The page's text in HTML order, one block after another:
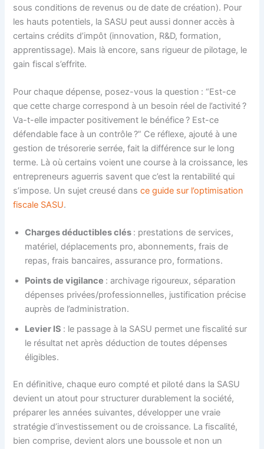
sous conditions de revenus ou de date de création). Pour
les hauts potentiels, la SASU peut aussi donner accès à
certains crédits d’impôt (innovation, R&D, formation,
apprentissage). Mais là encore, sans rigueur de pilotage, le
gain fiscal s’effrite.
Pour chaque dépense, posez-vous la question : “Est-ce
que cette charge correspond à un besoin réel de l’activité ?
Va-t-elle impacter positivement le bénéfice ? Est-ce
défendable face à un contrôle ?” Ce réflexe, ajouté à une
gestion de trésorerie serrée, fait la différence sur le long
terme. Là où certains voient une course à la croissance, les
entrepreneurs aguerris savent que c’est la rentabilité qui
s’impose. Un sujet creusé dansce guide sur l’optimisation
fiscale SASU.
Charges déductibles clés : prestations de services,
matériel, déplacements pro, abonnements, frais de
repas, frais bancaires, assurance pro, formations.
Points de vigilance : archivage rigoureux, séparation
dépenses privées/professionnelles, justification précise
auprès de l’administration.
Levier IS : le passage à la SASU permet une fiscalité sur
le résultat net après déduction de toutes dépenses
éligibles.
En définitive, chaque euro compté et piloté dans la SASU
devient un atout pour structurer durablement la société,
préparer les années suivantes, développer une vraie
stratégie d’investissement ou de croissance. La fiscalité,
bien comprise, devient alors une boussole et non un